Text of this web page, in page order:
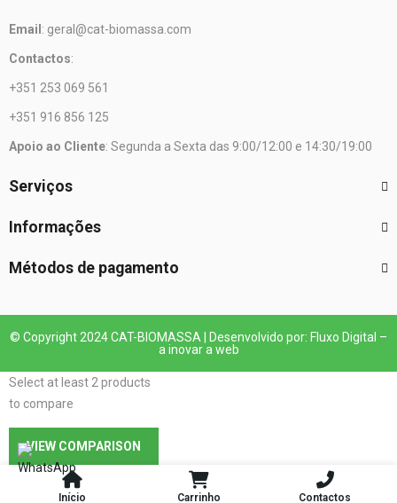
Início Carrinho Contactos
Email : geral@cat-biomassa.com
Contactos:
+351 253 069 561
+351 916 856 125
Apoio ao Cliente: Segunda a Sexta das 9:00/12:00 e 14:30/19:00
Serviços
Informações
Métodos de pagamento
© Copyright 2024 CAT-BIOMASSA | Desenvolvido por: Fluxo Digital –
a inovar a web
Select at least 2 products
to compare
VIEW COMPARISON